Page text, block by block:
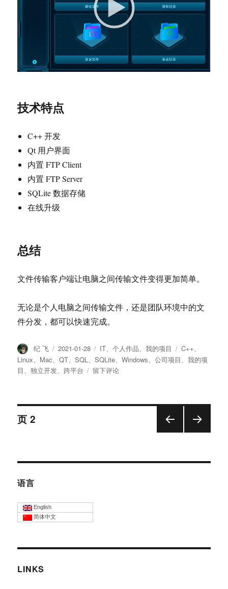
技术特点
C++ 开发
Qt 用户界面
内置 FTP Client
内置 FTP Server
SQLite 数据存储
在线升级
总结
文件传输客户端让电脑之间传输文件变得更加简单。
无论是个人电脑之间传输文件，还是团队环境中的文
件分发，都可以快速完成。
作
者
纪 飞
发
布
于
2021-01-28
分
类
IT、个人作品、我的项目
标
签
C++、
Linux、 Mac、QT、SQL、SQLite、Windows、公司项目、我的项
目、独立开发、跨平台
于
传
简
跨
文
留下评论
文
导
航
页 2
语言
English
简体中文
LINKS